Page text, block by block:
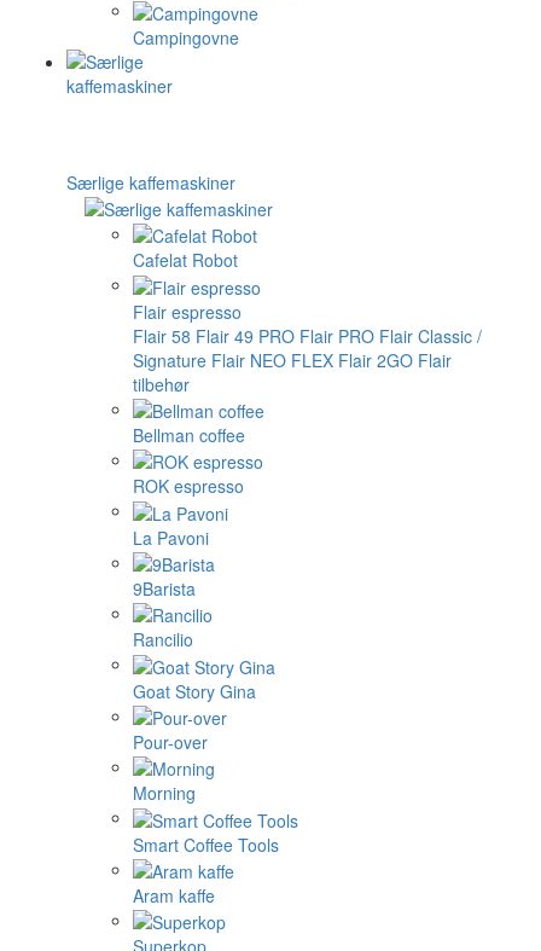
Campingovne
Særlige kaffemaskiner
Cafelat Robot
Flair espresso
Flair 58 Flair 49 PRO Flair PRO Flair Classic /
Signature Flair NEO FLEX Flair 2GO Flair
tilbehør
Bellman coffee
ROK espresso
La Pavoni
9Barista
Rancilio
Goat Story Gina
Pour-over
Morning
Smart Coffee Tools
Aram kaffe